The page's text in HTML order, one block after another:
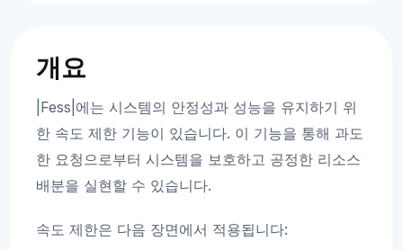
개요
Fess|에는 시스템의 안정성과 성능을 유지하기 위
한 속도 제한 기능이 있습니다. 이 기능을 통해 과도
한 요청으로부터 시스템을 보호하고 공정한 리소스
배분을 실현할 수 있습니다.
속도 제한은 다음 장면에서 적용됩니다: